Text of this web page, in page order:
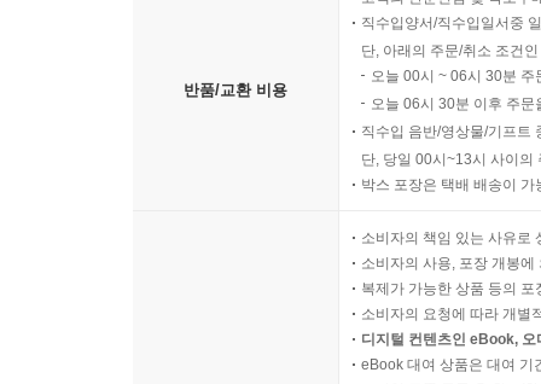
반품/교환 비용
직수입양서/직수입일서중
단, 아래의 주문/취소 조건
오늘 00시 ~ 06시 30분
오늘 06시 30분 이후 주
직수입 음반/영상물/기프트
단, 당일 00시~13시 사이의
박스 포장은 택배 배송이
소비자의 책임 있는 사유로
소비자의 사용, 포장 개봉
복제가 가능한 상품 등의
소비자의 요청에 따라 개별
디지털 컨텐츠인 eBook,
eBook 대여 상품은 대여 기